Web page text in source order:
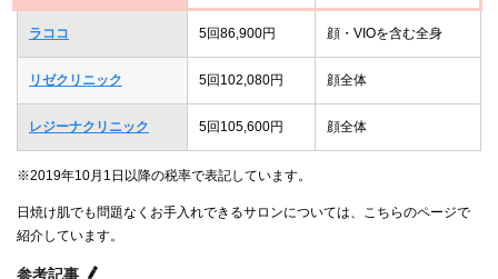
ラココ 5回86,900円 顔・VIOを含む全身
リゼクリニック 5回102,080円 顔全体
レジーナクリニック 5回105,600円 顔全体
※2019年10月1日以降の税率で表記しています。
日焼け肌でも問題なくお手入れできるサロンについては、こちらのページで
紹介しています。
参考記事